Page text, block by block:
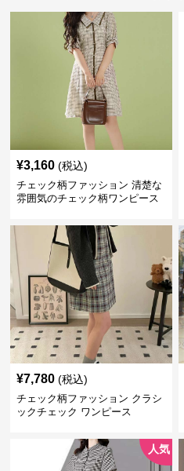
¥3,160 (税込)
チェック柄ファッション 清楚な
雰囲気のチェック柄ワンピース
¥7,780 (税込)
チェック柄ファッション クラシ
ックチェック ワンピース
人気